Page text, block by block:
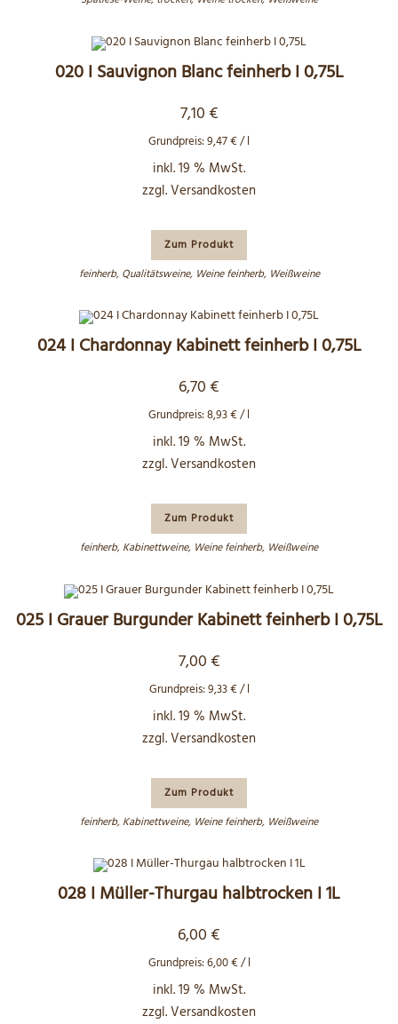
020 I Sauvignon Blanc feinherb I 0,75L
7,10 €
Grundpreis:9,47€/l
inkl. 19 % MwSt.
zzgl.Versandkosten
Zum Produkt
feinherb, Qualitätsweine, Weine feinherb, Weißweine
024 I Chardonnay Kabinett feinherb I 0,75L
6,70 €
Grundpreis:8,93€/l
inkl. 19 % MwSt.
zzgl.Versandkosten
Zum Produkt
feinherb, Kabinettweine, Weine feinherb, Weißweine
025 I Grauer Burgunder Kabinett feinherb I 0,75L
7,00 €
Grundpreis:9,33€/l
inkl. 19 % MwSt.
zzgl.Versandkosten
Zum Produkt
feinherb, Kabinettweine, Weine feinherb, Weißweine
028 I Müller-Thurgau halbtrocken I 1L
6,00 €
Grundpreis:6,00€/l
inkl. 19 % MwSt.
zzgl.Versandkosten